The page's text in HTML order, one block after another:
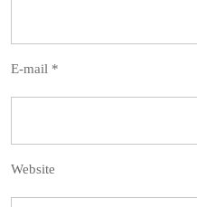
E-mail *
Website